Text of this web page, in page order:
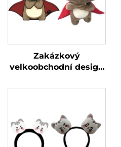
Zakázkový
velkoobchodní design
vyrábí hračky Plyšák